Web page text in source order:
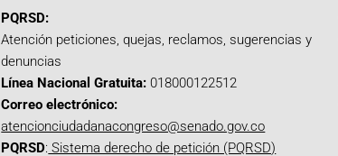
PQRSD:
Atención peticiones, quejas, reclamos, sugerencias y
denuncias
Línea Nacional Gratuita: 018000122512
Correo electrónico:
atencionciudadanacongreso@senado.gov.co
PQRSD: Sistema derecho de petición (PQRSD)